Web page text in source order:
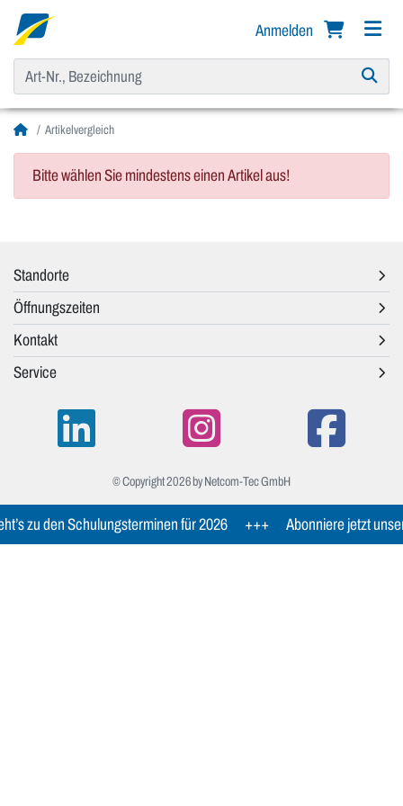
Anmelden
Artikelvergleich
Bitte wählen Sie mindestens einen Artikel aus!
Standorte
Öffnungszeiten
Kontakt
Service
© Copyright 2026 by Netcom-Tec GmbH
zu den Schulungsterminen für 2026 +++ Abonniere jetzt